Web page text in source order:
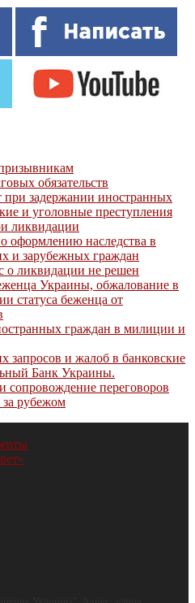
обязательств
при задержании иностранных
и уголовные преступления
ликвидации
оформлению наследства в
и зарубежных граждан
о ликвидации не решен
Украины, обжалование в
статуса беженца от
граждан в милиции и
запросов и жалоб в банковские
Банк Украины.
сопровождение переговоров
рубежом